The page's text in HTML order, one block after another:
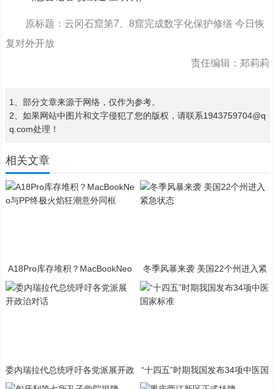
原标题：云冈石窟第7、8窟完成数字化保护修缮 今日恢
复对外开放
责任编辑：郑莉莉
1、部分文章来源于网络，仅作为参考。
2、如果网站中图片和文字侵犯了您的版权，请联系1943759704@q
q.com处理！
相关文章
A18Pro库存堆积？MacBookNeo
与PP终极火焰狂潮意外同框
冬季风暴来袭 美国22个州进入紧
急状态
委内瑞拉代总统呼吁各党派展开政
“十四五”时期我国发布34项中医国